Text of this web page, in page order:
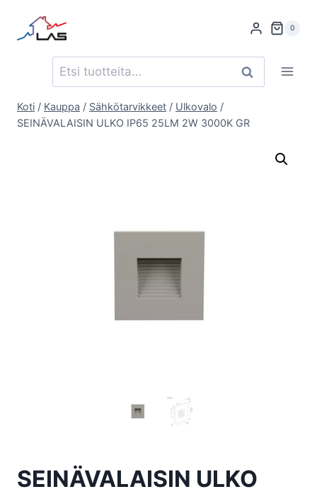
sisältöön
0
Etsi: Haku
Koti / Kauppa / Sähkötarvikkeet / Ulkovalo /
SEINÄVALAISIN ULKO IP65 25LM 2W 3000K GR
SEINÄVALAISIN ULKO